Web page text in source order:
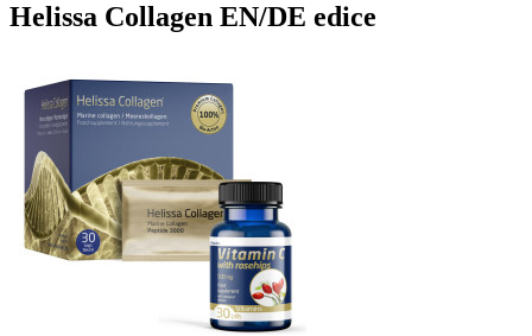
Helissa Collagen EN/DE edice